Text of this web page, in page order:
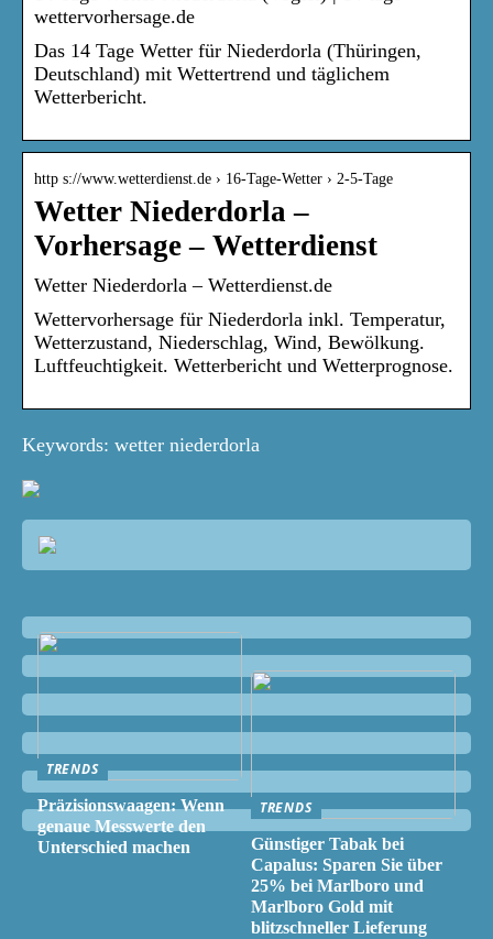
wettervorhersage.de
Das 14 Tage Wetter für Niederdorla (Thüringen,
Deutschland) mit Wettertrend und täglichem
Wetterbericht.
http s://www.wetterdienst.de › 16-Tage-Wetter › 2-5-Tage
Wetter Niederdorla –
Vorhersage – Wetterdienst
Wetter Niederdorla – Wetterdienst.de
Wettervorhersage für Niederdorla inkl. Temperatur,
Wetterzustand, Niederschlag, Wind, Bewölkung.
Luftfeuchtigkeit. Wetterbericht und Wetterprognose.
Keywords: wetter niederdorla
TRENDS
Präzisionswaagen: Wenn
genaue Messwerte den
Unterschied machen
TRENDS
Günstiger Tabak bei
Capalus: Sparen Sie über
25% bei Marlboro und
Marlboro Gold mit
blitzschneller Lieferung